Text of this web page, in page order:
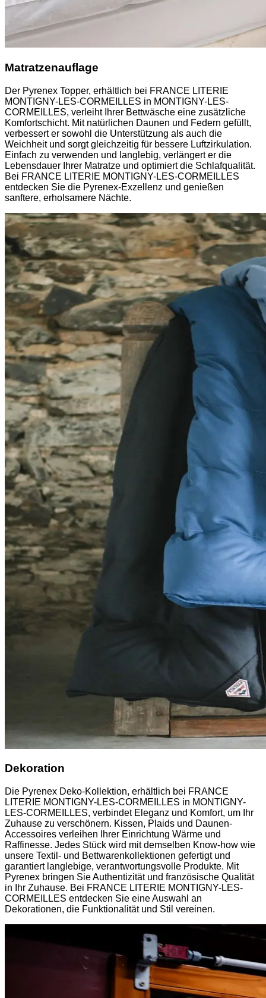
Matratzenauflage
Der Pyrenex Topper, erhältlich bei FRANCE LITERIE
MONTIGNY-LES-CORMEILLES in MONTIGNY-LES-
CORMEILLES, verleiht Ihrer Bettwäsche eine zusätzliche
Komfortschicht. Mit natürlichen Daunen und Federn gefüllt,
verbessert er sowohl die Unterstützung als auch die
Weichheit und sorgt gleichzeitig für bessere Luftzirkulation.
Einfach zu verwenden und langlebig, verlängert er die
Lebensdauer Ihrer Matratze und optimiert die Schlafqualität.
Bei FRANCE LITERIE MONTIGNY-LES-CORMEILLES
entdecken Sie die Pyrenex-Exzellenz und genießen
sanftere, erholsamere Nächte.
Dekoration
Die Pyrenex Deko-Kollektion, erhältlich bei FRANCE
LITERIE MONTIGNY-LES-CORMEILLES in MONTIGNY-
LES-CORMEILLES, verbindet Eleganz und Komfort, um Ihr
Zuhause zu verschönern. Kissen, Plaids und Daunen-
Accessoires verleihen Ihrer Einrichtung Wärme und
Raffinesse. Jedes Stück wird mit demselben Know-how wie
unsere Textil- und Bettwarenkollektionen gefertigt und
garantiert langlebige, verantwortungsvolle Produkte. Mit
Pyrenex bringen Sie Authentizität und französische Qualität
in Ihr Zuhause. Bei FRANCE LITERIE MONTIGNY-LES-
CORMEILLES entdecken Sie eine Auswahl an
Dekorationen, die Funktionalität und Stil vereinen.